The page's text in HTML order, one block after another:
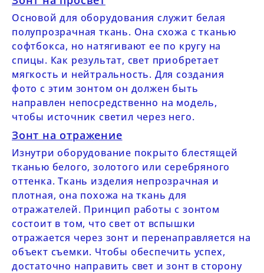
Основой для оборудования служит белая
полупрозрачная ткань. Она схожа с тканью
софтбокса, но натягивают ее по кругу на
спицы. Как результат, свет приобретает
мягкость и нейтральность. Для создания
фото с этим зонтом он должен быть
направлен непосредственно на модель,
чтобы источник светил через него.
Зонт на отражение
Изнутри оборудование покрыто блестящей
тканью белого, золотого или серебряного
оттенка. Ткань изделия непрозрачная и
плотная, она похожа на ткань для
отражателей. Принцип работы с зонтом
состоит в том, что свет от вспышки
отражается через зонт и перенаправляется на
объект съемки. Чтобы обеспечить успех,
достаточно направить свет и зонт в сторону